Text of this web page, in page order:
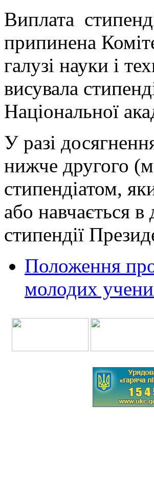
Виплата
припинена
галузі науки і
висувала
Національної
У разі
нижче другого
стипендіатом,
або навчається в
стипендії
Положення
молодих